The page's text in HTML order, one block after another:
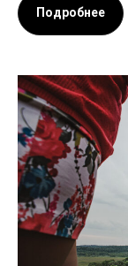
Подробнее